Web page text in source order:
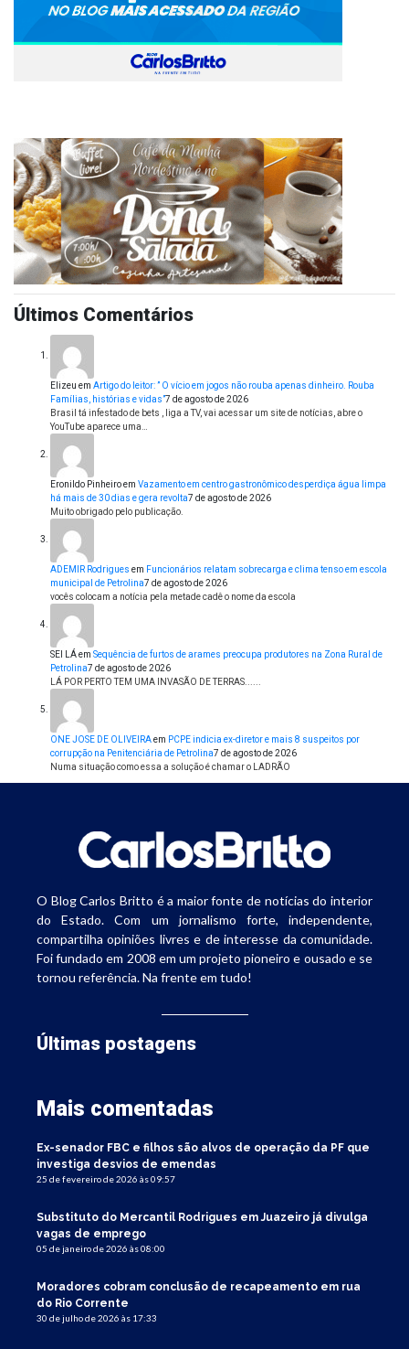
Últimos Comentários
Elizeu em Artigo do leitor: ” O vício em jogos não rouba apenas dinheiro. Rouba
Famílias, histórias e vidas”7 de agosto de 2026
Brasil tá infestado de bets , liga a TV, vai acessar um site de notícias, abre o
YouTube aparece uma…
Eronildo Pinheiroem Vazamento em centro gastronômico desperdiça água limpa
há mais de 30 dias e gera revolta7 de agosto de 2026
Muito obrigado pelo publicação.
ADEMIR Rodrigues em Funcionários relatam sobrecarga e clima tenso em escola
municipal de Petrolina7 de agosto de 2026
vocês colocam a notícia pela metade cadê o nome da escola
SEI LÁem Sequência de furtos de arames preocupa produtores na Zona Rural de
Petrolina7 de agosto de 2026
LÁ POR PERTO TEM UMA INVASÃO DE TERRAS......
ONE JOSE DE OLIVEIRAem PCPE indicia ex-diretor e mais 8 suspeitos por
corrupção na Penitenciária de Petrolina7 de agosto de 2026
Numa situação como essa a solução é chamar o LADRÃO
O Blog Carlos Britto é a maior fonte de notícias do interior
do Estado. Com um jornalismo forte, independente,
compartilha opiniões livres e de interesse da comunidade.
Foi fundado em 2008 em um projeto pioneiro e ousado e se
tornou referência. Na frente em tudo!
Últimas postagens
Mais comentadas
Ex-senador FBC e filhos são alvos de operação da PF que
investiga desvios de emendas
25 de fevereiro de 2026 às 09:57
Substituto do Mercantil Rodrigues em Juazeiro já divulga
vagas de emprego
05 de janeiro de 2026 às 08:00
Moradores cobram conclusão de recapeamento em rua
do Rio Corrente
30 de julho de 2026 às 17:33